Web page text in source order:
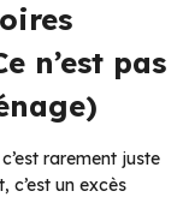
n’est pas
rarement juste
c’est un excès